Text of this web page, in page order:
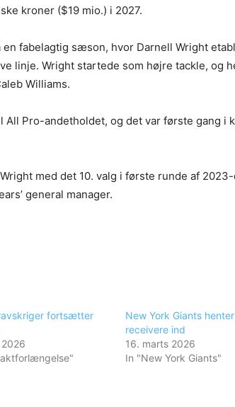
kroner ($19 mio.) i 2027.
fabelagtig sæson, hvor Darnell Wright
linje. Wright startede som højre tackle, og
Williams.
Pro-andetholdet, og det var første gang i
med det 10. valg i første runde af
general manager.
fortsætter
New York Giants
receivere ind
16. marts 2026
In "New York Giants"